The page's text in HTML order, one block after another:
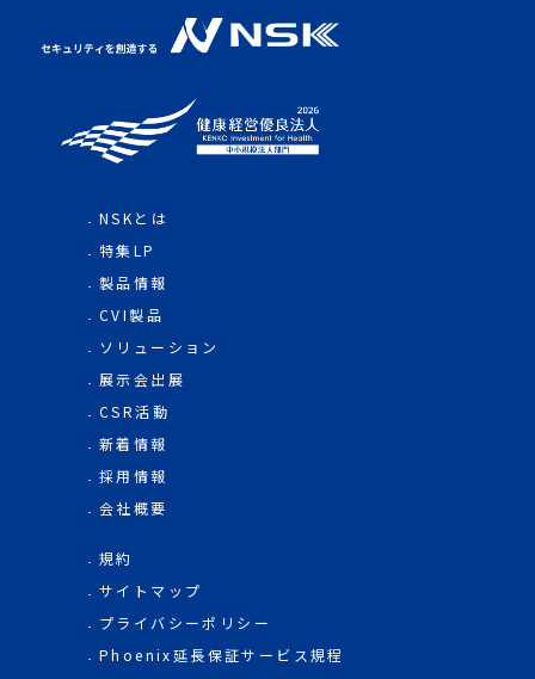
NSKとは
特集LP
製品情報
CVI製品
ソリューション
展示会出展
CSR活動
新着情報
採用情報
会社概要
規約
サイトマップ
プライバシーポリシー
Phoenix延長保証サービス規程